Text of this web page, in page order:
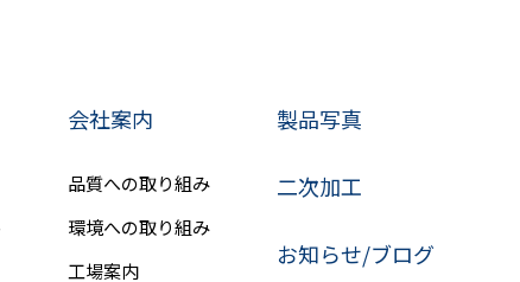
会社案内
品質への取り組み
環境への取り組み
工場案内
製品写真
二次加工
お知らせ/ブログ